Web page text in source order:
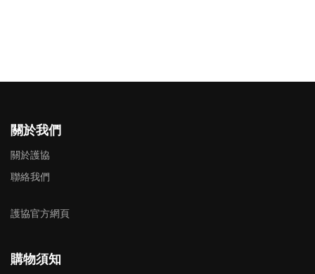
關於我們
關於護協
聯絡我們
護協官方網頁
購物須知